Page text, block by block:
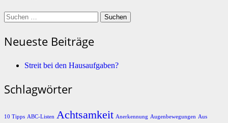
Suchen
nach:
Neueste Beiträge
Streit bei den Hausaufgaben?
Schlagwörter
10 Tipps ABC-Listen Achtsamkeit Anerkennung Augenbewegungen Aus